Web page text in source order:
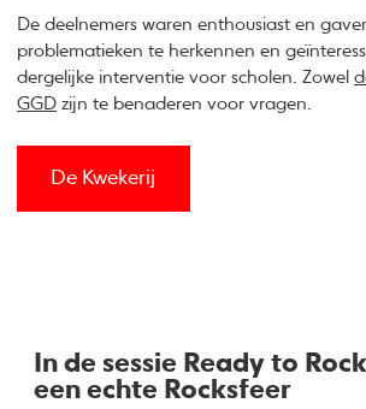
De deelnemers waren enthousiast en
problematieken te herkennen en
dergelijke interventie voor scholen. Zowel
GGD zijn te benaderen voor vragen.
De Kwekerij
In de sessie Ready to
een echte Rocksfeer